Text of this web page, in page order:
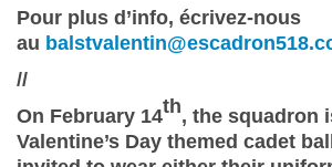
Pour plus d’info, écrivez-nous
au
//
On February 14th, the squadron
Valentine’s Day themed cadet